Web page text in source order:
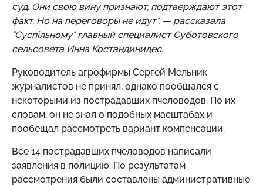
суд. Они свою вину признают, подтверждают этот
факт. Но на переговоры не идут", — рассказала
"Суспільному" главный специалист Суботовского
сельсовета Инна Костандинидес.
Руководитель агрофирмы Сергей Мельник
журналистов не принял, однако пообщался с
некоторыми из пострадавших пчеловодов. По их
словам, он не знал о подобных масштабах и
пообещал рассмотреть вариант компенсации.
Все 14 пострадавших пчеловодов написали
заявления в полицию. По результатам
рассмотрения были составлены административные